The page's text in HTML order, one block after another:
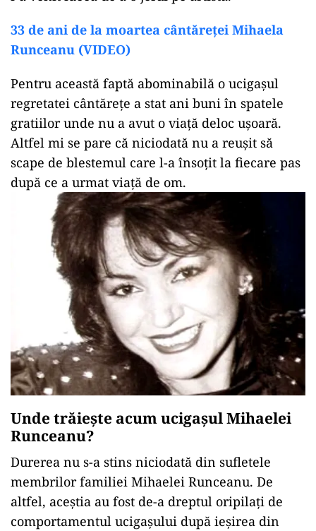
33 de ani de la moartea cântăreței Mihaela
Runceanu (VIDEO)
Pentru această faptă abominabilă o ucigașul
regretatei cântărețe a stat ani buni în spatele
gratiilor unde nu a avut o viață deloc ușoară.
Altfel mi se pare că niciodată nu a reușit să
scape de blestemul care l-a însoțit la fiecare pas
după ce a urmat viață de om.
Unde trăiește acum ucigașul Mihaelei
Runceanu?
Durerea nu s-a stins niciodată din sufletele
membrilor familiei Mihaelei Runceanu. De
altfel, aceștia au fost de-a dreptul oripilați de
comportamentul ucigașului după ieșirea din